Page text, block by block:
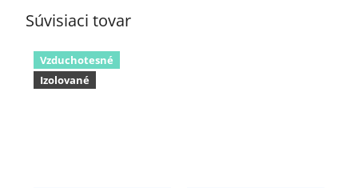
Súvisiaci tovar
Vzduchotesné
Izolované